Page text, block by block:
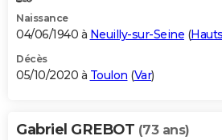
Naissance
04/06/1940 à Neuilly-sur-Seine (
Décès
05/10/2020 à Toulon (Var)
Gabriel GREBOT (73 ans)